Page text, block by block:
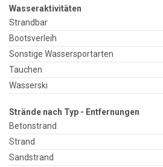
Wasseraktivitäten
Strandbar
Bootsverleih
Sonstige Wassersportarten
Tauchen
Wasserski
Strände nach Typ - Entfernungen
Betonstrand
Strand
Sandstrand